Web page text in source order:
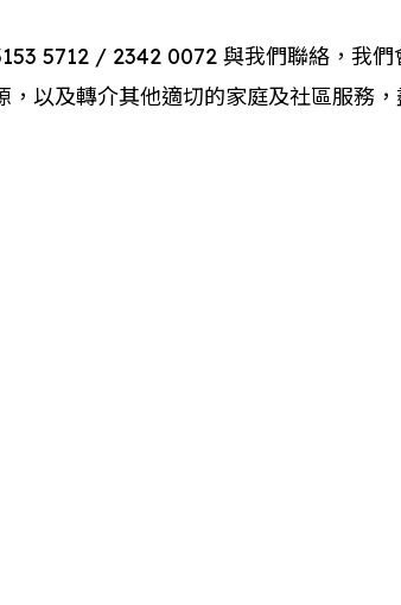
5712 / 2342 0072 與我們聯絡，我
以及轉介其他適切的家庭及社區服務